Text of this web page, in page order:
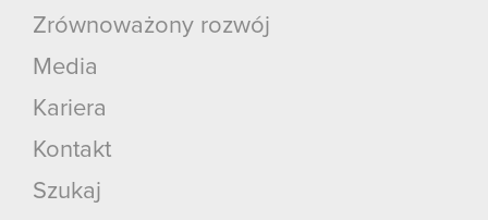
Zrównoważony rozwój
Media
Kariera
Kontakt
Szukaj